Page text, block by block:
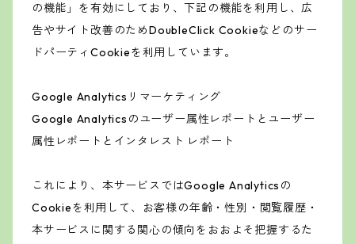
の機能」を有効にしており、下記の機能を利用し、広
告やサイト改善のためDoubleClick Cookieなどのサー
ドパーティCookieを利用しています。
Google Analyticsリマーケティング
Google Analyticsのユーザー属性レポートとユーザー
属性レポートとインタレスト レポート
これにより、本サービスではGoogle Analyticsの
Cookieを利用して、お客様の年齢・性別・閲覧履歴・
本サービスに関する関心の傾向をおおよそ把握するた